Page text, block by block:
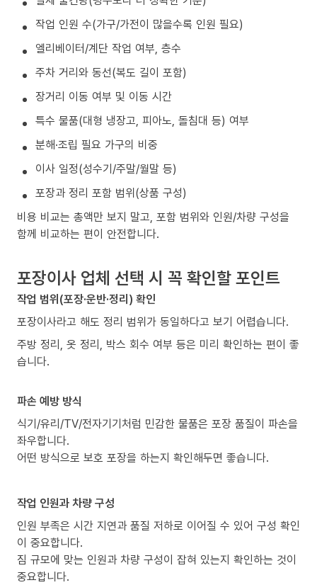
작업 인원 수(가구/가전이 많을수록 인원 필요)
엘리베이터/계단 작업 여부, 층수
주차 거리와 동선(복도 길이 포함)
장거리 이동 여부 및 이동 시간
특수 물품(대형 냉장고, 피아노, 돌침대 등) 여부
분해·조립 필요 가구의 비중
이사 일정(성수기/주말/월말 등)
포장과 정리 포함 범위(상품 구성)
비용 비교는 총액만 보지 말고, 포함 범위와 인원/차량 구성을
함께 비교하는 편이 안전합니다.
포장이사 업체 선택 시 꼭 확인할 포인트
작업 범위(포장·운반·정리) 확인
포장이사라고 해도 정리 범위가 동일하다고 보기 어렵습니다.
주방 정리, 옷 정리, 박스 회수 여부 등은 미리 확인하는 편이 좋
습니다.
파손 예방 방식
식기/유리/TV/전자기기처럼 민감한 물품은 포장 품질이 파손을
좌우합니다.
어떤 방식으로 보호 포장을 하는지 확인해두면 좋습니다.
작업 인원과 차량 구성
인원 부족은 시간 지연과 품질 저하로 이어질 수 있어 구성 확인
이 중요합니다.
짐 규모에 맞는 인원과 차량 구성이 잡혀 있는지 확인하는 것이
중요합니다.